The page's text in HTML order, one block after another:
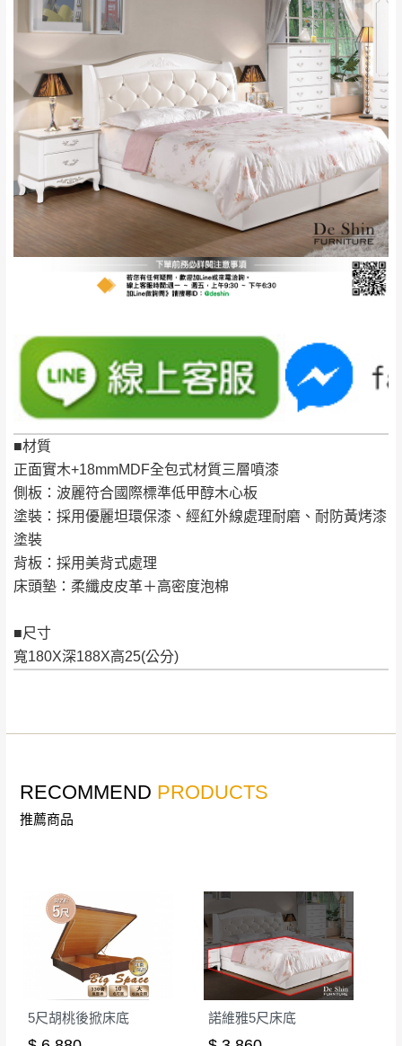
■材質
正面實木+18mmMDF全包式材質三層噴漆
側板：波麗符合國際標準低甲醇木心板
塗裝：採用優麗坦環保漆、經紅外線處理耐磨、耐防黃烤漆
塗裝
背板：採用美背式處理
床頭墊：柔纖皮皮革＋高密度泡棉
■尺寸
寬180X深188X高25(公分)
基隆
＊A108產品另收運費
基隆山區
苗栗
$ 9,000以上：免
運費
$ 9,000以下：
NT$500元
＊A108產品另收運費
卓蘭鎮、三灣、通
霄山區、西湖、泰
安鄉、大湖鄉、頭
屋、獅潭鄉
配送天數：5~14天
到貨時間：指定送貨日當天以電話聯絡確認
台北市、新北市地區固定每周(三)、(日)兩天收送貨
雄、屏東、宜蘭、 花蓮、台東、金門、馬祖、澎湖地區
（可於LINE線上詢問 →@dershin）
加收說明
。
本司貨車運送如因路況不佳、天候惡劣、過於偏遠之
法順利配送，本公司除了盡最大努力完成配送外，視
保護物流人員的工作安全，賣家無提供吊掛服務，若
因大型傢俱有組裝、配送的問題，並非一般快速到貨
商品，無法指定特定時間送達，司機當天到貨前皆會
再與您通知，讓您不用整天在家等貨，以免浪費你的
寶貴時間。
如遇自然災害、政府宣布之災害警報等不可抗力情
事，而危及運送人員輸送之安全，本司得視狀況延後
或停止運送服務。
快速到貨商品，無法指定特定時間送達，司
機當天到貨前皆會再與您通知，讓你不用整
天在家等貨，以節省您的寶貴時間。
由於百貨公司配送較為不易，故暫無法配送
至百貨公司內部。
發票寄送：
若您選擇三聯式或索取兩聯式發票，發票將於商品
完成出貨15個工作天另行寄出，另外約加上2~7個
工作天內送達，如遇國定假日將順延寄送。
退換貨說明：
皆由本站負責，所有退回及換貨之商品必須
是全新狀態且完整包裝，床墊、床包、枕頭
類產品需為未拆封狀態(請保持商品、附件、
包裝、廠商紙及所有附隨文件或資料之完整
貨。
由於透過電腦螢幕選購商品，可能會因個人
電腦螢幕的設定色差或解析度等因素， 與實
退換貨，需自付來回運費及人資成本
訂購前詳加確認。(包含商品尺寸是否合適)。
詳細尺寸以實品為主。
須保持商品全新狀態與完整包裝。鑑賞期間
辦理退換貨。
環境不同。若屬人為因素導致商品損壞、零
件短缺，則維修、搬運費用，需由消費者自
行吸收(另事先與消費者報價，消費者同意將
會進行維修)。
到貨7日內為鑑賞期(注意:鑑賞期非試用期)，
RECOMMEND PRODUCTS
推薦商品
5尺胡桃後掀床底 諾維雅5尺床底